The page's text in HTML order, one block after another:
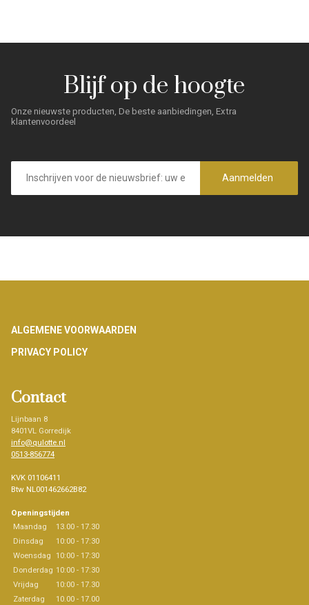
Blijf op de hoogte
Onze nieuwste producten, De beste aanbiedingen, Extra
klantenvoordeel
E-
mailadres
Aanmelden
Footer
ALGEMENE VOORWAARDEN
PRIVACY POLICY
Contact
Lijnbaan 8
8401VL Gorredijk
info@qulotte.nl
0513-856774
KVK 01106411
Btw NL001462662B82
Openingstijden
Maandag
13.00 - 17.30
Dinsdag
10:00 - 17:30
Woensdag 10:00 - 17:30
Donderdag 10:00 - 17:30
Vrijdag
10:00 - 17.30
Zaterdag
10.00 - 17.00